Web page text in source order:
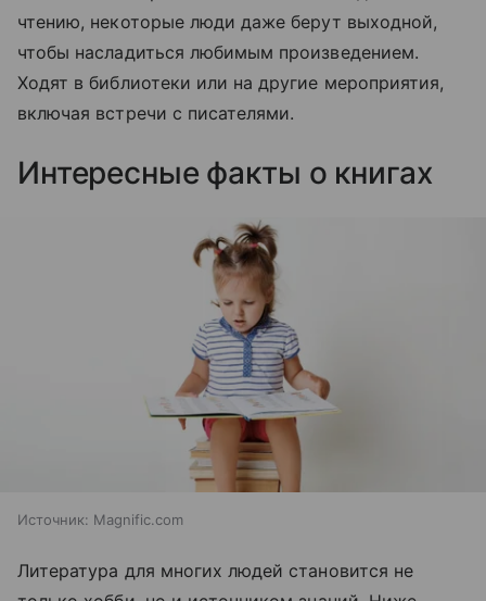
чтению, некоторые люди даже берут выходной,
чтобы насладиться любимым произведением.
Ходят в библиотеки или на другие мероприятия,
включая встречи с писателями.
Интересные факты о книгах
Источник: Magnific.com
Литература для многих людей становится не